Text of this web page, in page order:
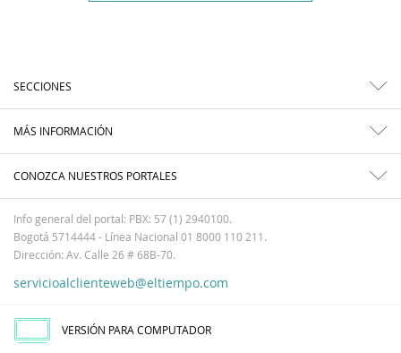
SECCIONES
MÁS INFORMACIÓN
CONOZCA NUESTROS PORTALES
Info general del portal: PBX: 57 (1) 2940100.
Bogotá 5714444 - Línea Nacional 01 8000 110 211.
Dirección: Av. Calle 26 # 68B-70.
servicioalclienteweb@eltiempo.com
VERSIÓN PARA COMPUTADOR